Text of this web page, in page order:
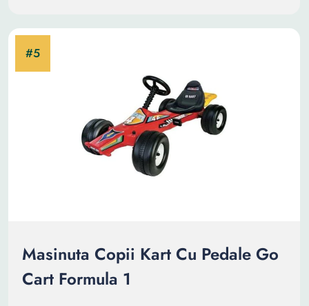
Masinuta Copii Kart Cu Pedale Go
Cart Formula 1